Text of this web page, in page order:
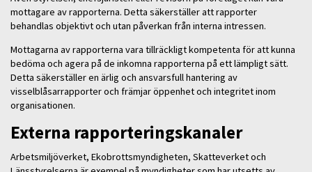
mottagare av rapporterna. Detta säkerställer att rapporter
behandlas objektivt och utan påverkan från interna intressen.
Mottagarna av rapporterna vara tillräckligt kompetenta för att kunna
bedöma och agera på de inkomna rapporterna på ett lämpligt sätt.
Detta säkerställer en ärlig och ansvarsfull hantering av
visselblåsarrapporter och främjar öppenhet och integritet inom
organisationen.
Externa rapporteringskanaler
Arbetsmiljöverket, Ekobrottsmyndigheten, Skatteverket och